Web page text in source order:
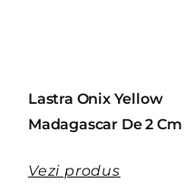
Lastra Onix Yellow
Madagascar De 2 Cm
Vezi produs